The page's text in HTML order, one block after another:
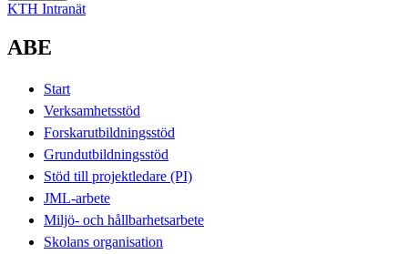
KTH Intranät
ABE
Start
Verksamhetsstöd
Forskarutbildningsstöd
Grundutbildningsstöd
Stöd till projektledare (PI)
JML-arbete
Miljö- och hållbarhetsarbete
Skolans organisation